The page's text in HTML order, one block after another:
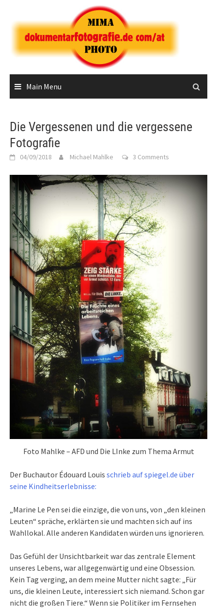
content
Main Menu
Die Vergessenen und die vergessene
Fotografie
04/09/2018 Michael Mahlke 3 Comments
Foto Mahlke – AFD und Die LInke zum Thema Armut
Der Buchautor Édouard Louis schrieb auf spiegel.de über
seine Kindheitserlebnisse:
„Marine Le Pen sei die einzige, die von uns, von „den kleinen
Leuten“ spräche, erklärten sie und machten sich auf ins
Wahllokal. Alle anderen Kandidaten würden uns ignorieren.
Das Gefühl der Unsichtbarkeit war das zentrale Element
unseres Lebens, war allgegenwärtig und eine Obsession.
Kein Tag verging, an dem meine Mutter nicht sagte: „Für
uns, die kleinen Leute, interessiert sich niemand. Schon gar
nicht die großen Tiere.“ Wenn sie Politiker im Fernsehen